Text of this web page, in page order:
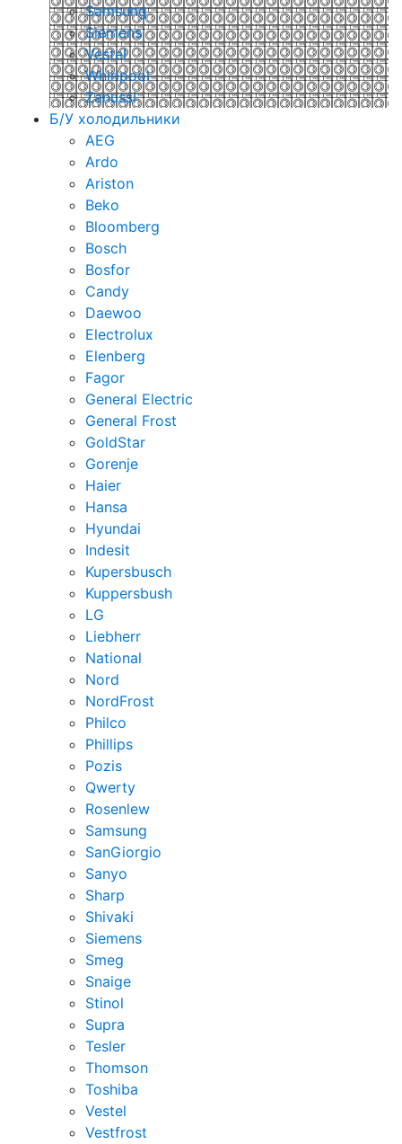
Samsung
Siemens
Vestel
Whirlpool
Zanussi
Б/У холодильники
AEG
Ardo
Ariston
Beko
Bloomberg
Bosch
Bosfor
Candy
Daewoo
Electrolux
Elenberg
Fagor
General Electric
General Frost
GoldStar
Gorenje
Haier
Hansa
Hyundai
Indesit
Kupersbusch
Kuppersbush
LG
Liebherr
National
Nord
NordFrost
Philco
Phillips
Pozis
Qwerty
Rosenlew
Samsung
SanGiorgio
Sanyo
Sharp
Shivaki
Siemens
Smeg
Snaige
Stinol
Supra
Tesler
Thomson
Toshiba
Vestel
Vestfrost